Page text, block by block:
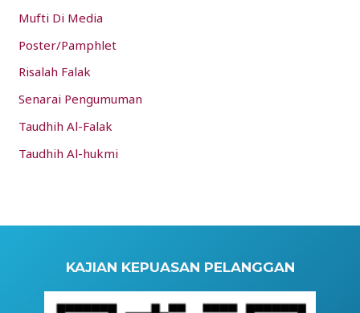
Mufti Di Media
Poster/Pamphlet
Risalah Falak
Senarai Pengumuman
Taudhih Al-Falak
Taudhih Al-hukmi
KAJIAN KEPUASAN PELANGGAN